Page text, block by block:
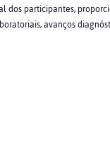
dos participantes,
avanços